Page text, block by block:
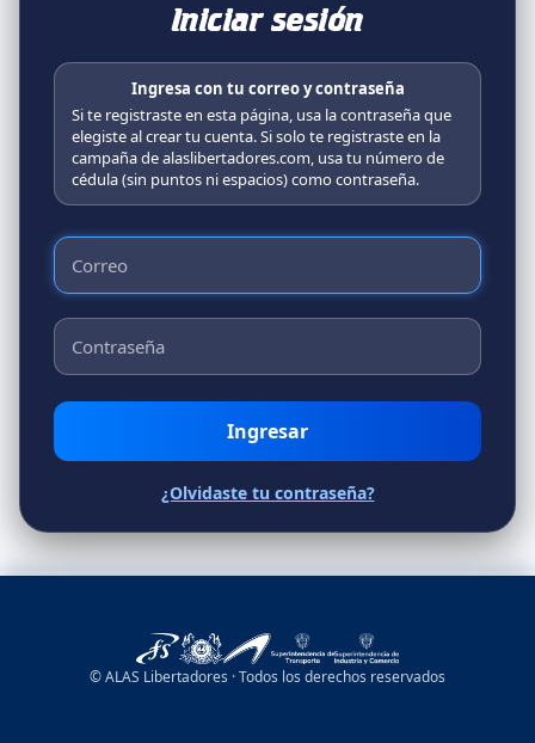
Iniciar sesión
Ingresa con tu correo y contraseña
Si te registraste en esta página, usa la contraseña que
elegiste al crear tu cuenta. Si solo te registraste en la
campaña de alaslibertadores.com, usa tu número de
cédula (sin puntos ni espacios) como contraseña.
Ingresar
¿Olvidaste tu contraseña?
© ALAS Libertadores · Todos los derechos reservados